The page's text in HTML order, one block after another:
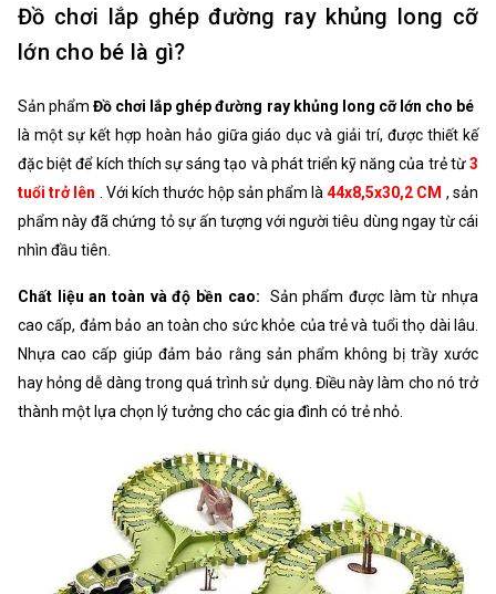
Đồ chơi lắp ghép đường ray khủng long cỡ
lớn cho bé là gì?
Sản phẩmĐồ chơi lắp ghép đường ray khủng long cỡ lớn cho bé
là một sự kết hợp hoàn hảo giữa giáo dục và giải trí, được thiết kế
đặc biệt để kích thích sự sáng tạo và phát triển kỹ năng của trẻ từ3
tuổi trở lên
. Với kích thước hộp sản phẩm là 44x8,5x30,2 CM , sản
phẩm này đã chứng tỏ sự ấn tượng với người tiêu dùng ngay từ cái
nhìn đầu tiên.
Chất liệu an toàn và độ bền cao:
Sản phẩm được làm từ nhựa
cao cấp, đảm bảo an toàn cho sức khỏe của trẻ và tuổi thọ dài lâu.
Nhựa cao cấp giúp đảm bảo rằng sản phẩm không bị trầy xước
hay hỏng dễ dàng trong quá trình sử dụng. Điều này làm cho nó trở
thành một lựa chọn lý tưởng cho các gia đình có trẻ nhỏ.